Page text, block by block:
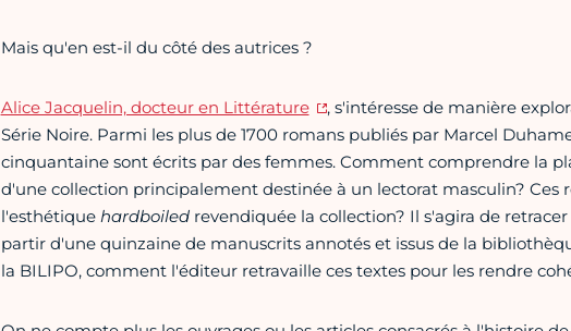
Mais qu'en est-il du côté des autrices ?
Alice Jacquelin, docteur en Littérature
, s'intéresse de manière
Série Noire. Parmi les plus de 1700 romans publiés par Marcel
cinquantaine sont écrits par des femmes. Comment comprendre la
d'une collection principalement destinée à un lectorat masculin? Ces
l'esthétique hardboiledrevendiquée la collection? Il s'agira de
partir d'une quinzaine de manuscrits annotés et issus de la
la BILIPO, comment l'éditeur retravaille ces textes pour les rendre